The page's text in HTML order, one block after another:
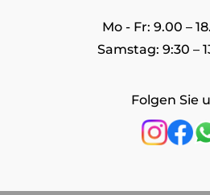
Mo - Fr: 9.00 –
Samstag: 9:30 –
Folgen Sie